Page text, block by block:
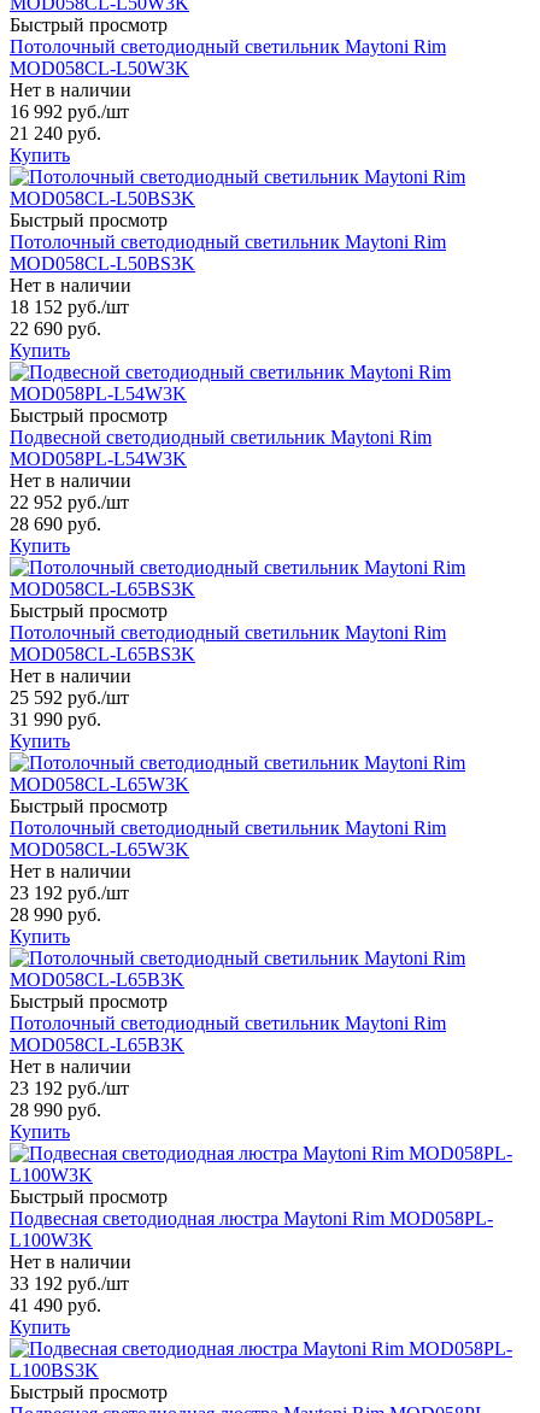
Быстрый просмотр
Потолочный светодиодный светильник Maytoni Rim
MOD058CL-L50W3K
Нет в наличии
16 992 руб./шт
21 240 руб.
Купить
Быстрый просмотр
Потолочный светодиодный светильник Maytoni Rim
MOD058CL-L50BS3K
Нет в наличии
18 152 руб./шт
22 690 руб.
Купить
Быстрый просмотр
Подвесной светодиодный светильник Maytoni Rim
MOD058PL-L54W3K
Нет в наличии
22 952 руб./шт
28 690 руб.
Купить
Быстрый просмотр
Потолочный светодиодный светильник Maytoni Rim
MOD058CL-L65BS3K
Нет в наличии
25 592 руб./шт
31 990 руб.
Купить
Быстрый просмотр
Потолочный светодиодный светильник Maytoni Rim
MOD058CL-L65W3K
Нет в наличии
23 192 руб./шт
28 990 руб.
Купить
Быстрый просмотр
Потолочный светодиодный светильник Maytoni Rim
MOD058CL-L65B3K
Нет в наличии
23 192 руб./шт
28 990 руб.
Купить
Быстрый просмотр
Подвесная светодиодная люстра Maytoni Rim MOD058PL-
L100W3K
Нет в наличии
33 192 руб./шт
41 490 руб.
Купить
Быстрый просмотр